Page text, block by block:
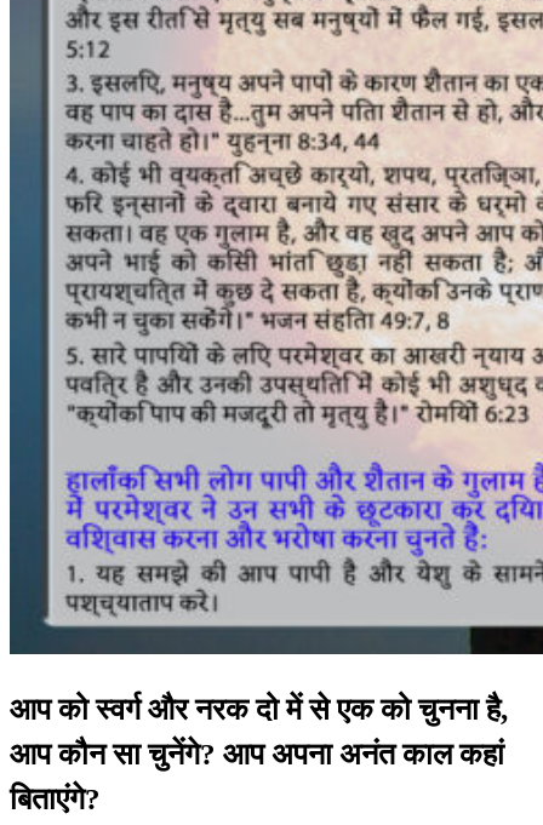
आप को स्वर्ग और नरक दो में से एक को चुनना है,
आप कौन सा चुनेंगे? आप अपना अनंत काल कहां
बिताएंगे?